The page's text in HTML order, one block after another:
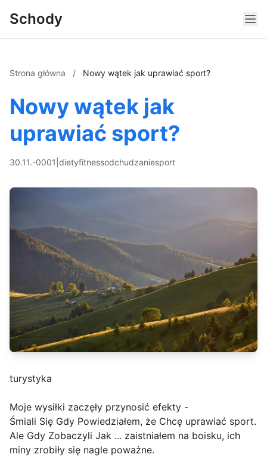
Schody
Strona główna / Nowy wątek jak uprawiać sport?
Nowy wątek jak
uprawiać sport?
30.11.-0001 dietyfitnessodchudzaniesport
turystyka
Moje wysiłki zaczęły przynosić efekty -
Śmiali Się Gdy Powiedziałem, że Chcę uprawiać sport.
Ale Gdy Zobaczyli Jak ... zaistniałem na boisku, ich
miny zrobiły się nagle poważne.